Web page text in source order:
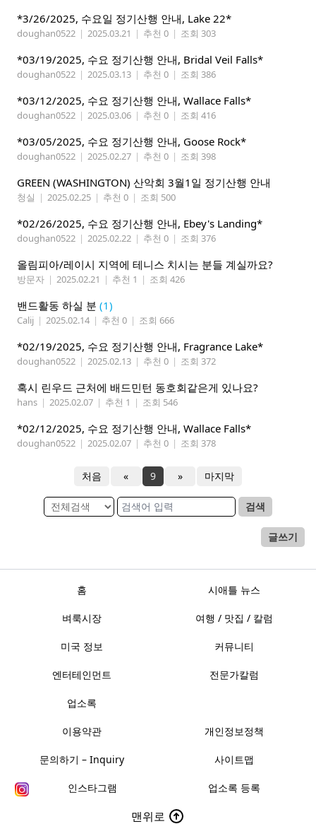
*3/26/2025, 수요일 정기산행 안내, Lake 22*
doughan0522 | 2025.03.21 | 추천 0 | 조회 303
*03/19/2025, 수요 정기산행 안내, Bridal Veil Falls*
doughan0522 | 2025.03.13 | 추천 0 | 조회 386
*03/12/2025, 수요 정기산행 안내, Wallace Falls*
doughan0522 | 2025.03.06 | 추천 0 | 조회 416
*03/05/2025, 수요 정기산행 안내, Goose Rock*
doughan0522 | 2025.02.27 | 추천 0 | 조회 398
GREEN (WASHINGTON) 산악회 3월1일 정기산행 안내
청실 | 2025.02.25 | 추천 0 | 조회 500
*02/26/2025, 수요 정기산행 안내, Ebey's Landing*
doughan0522 | 2025.02.22 | 추천 0 | 조회 376
올림피아/레이시 지역에 테니스 치시는 분들 계실까요?
방문자 | 2025.02.21 | 추천 1 | 조회 426
밴드활동 하실 분 (1)
Calij | 2025.02.14 | 추천 0 | 조회 666
*02/19/2025, 수요 정기산행 안내, Fragrance Lake*
doughan0522 | 2025.02.13 | 추천 0 | 조회 372
혹시 린우드 근처에 배드민턴 동호회같은게 있나요?
hans | 2025.02.07 | 추천 1 | 조회 546
*02/12/2025, 수요 정기산행 안내, Wallace Falls*
doughan0522 | 2025.02.07 | 추천 0 | 조회 378
처음 « 9 » 마지막
검색
글쓰기
홈 시애틀 뉴스
벼룩시장 여행 / 맛집 / 칼럼
미국 정보 커뮤니티
엔터테인먼트 전문가칼럼
업소록
이용약관 개인정보정책
문의하기 – Inquiry 사이트맵
인스타그램 업소록 등록
맨위로